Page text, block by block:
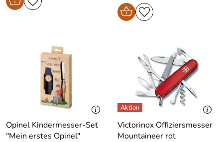
Opinel Kindermesser-Set
"Mein erstes Opinel"
Victorinox Offiziersmesser
Mountaineer rot